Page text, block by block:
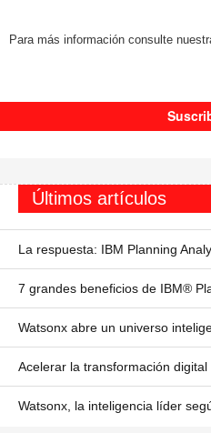
Para más información consulte
Últimos artículos
La respuesta: IBM Planning
7 grandes beneficios de IBM®
Watsonx abre un universo
Acelerar la transformación digital
Watsonx, la inteligencia líder